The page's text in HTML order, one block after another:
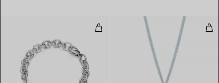
Armband mit Herzanhänger in